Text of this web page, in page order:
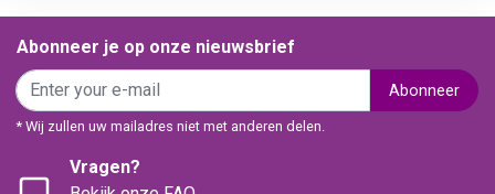
Abonneer je op onze nieuwsbrief
Abonneer
* Wij zullen uw mailadres niet met anderen delen.
Vragen?